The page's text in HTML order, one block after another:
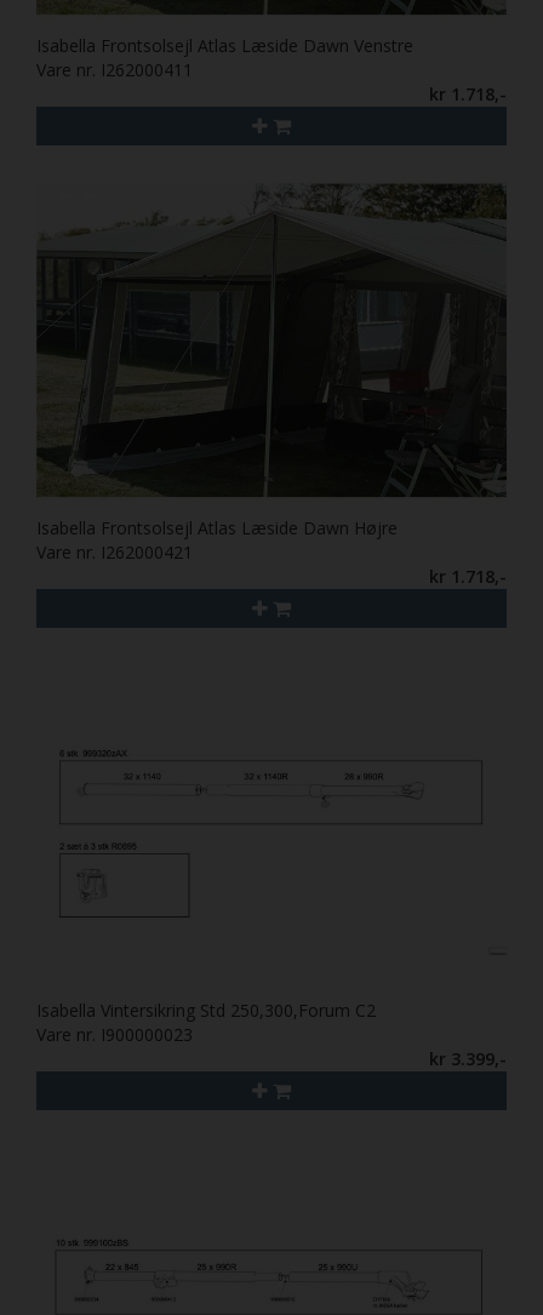
Isabella Frontsolsejl Atlas Læside Dawn Venstre
Vare nr. I262000411
kr 1.718,-
Isabella Frontsolsejl Atlas Læside Dawn Højre
Vare nr. I262000421
kr 1.718,-
Isabella Vintersikring Std 250,300,Forum C2
Vare nr. I900000023
kr 3.399,-